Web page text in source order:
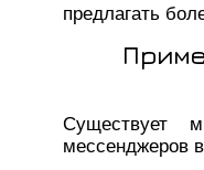
предлагать
Существует
мессенджеров